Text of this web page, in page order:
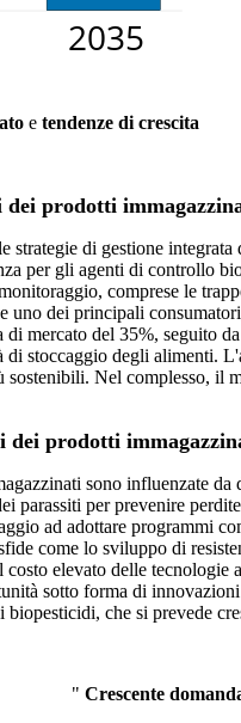
e tendenze di crescita
dei prodotti
strategie di gestione
per gli agenti di controllo
comprese le
dei principali
mercato del 35%, seguito
di stoccaggio degli alimenti.
Nel complesso,
dei prodotti
sono influenzate
parassiti per prevenire
ad adottare programmi
come lo sviluppo di
elevato delle
sotto forma di
che si prevede
" Crescente